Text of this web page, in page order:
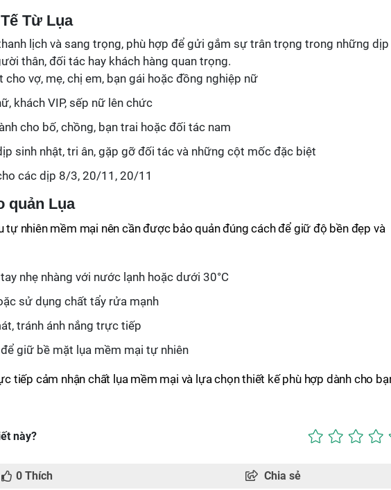
Từ Lụa
lịch và sang trọng, phù hợp để gửi gắm sự trân trọng trong những dịp
thân, đối tác hay khách hàng quan trọng.
cho vợ, mẹ, chị em, bạn gái hoặc đồng nghiệp nữ
khách VIP, sếp nữ lên chức
cho bố, chồng, bạn trai hoặc đối tác nam
sinh nhật, tri ân, gặp gỡ đối tác và những cột mốc đặc biệt
các dịp 8/3, 20/11, 20/11
quản Lụa
tự nhiên mềm mại nên cần được bảo quản đúng cách để giữ độ bền đẹp và
nhẹ nhàng với nước lạnh hoặc dưới 30°C
sử dụng chất tẩy rửa mạnh
tránh ánh nắng trực tiếp
giữ bề mặt lụa mềm mại tự nhiên
tiếp cảm nhận chất lụa mềm mại và lựa chọn thiết kế phù hợp dành cho
này?
0Thích Chia sẻ